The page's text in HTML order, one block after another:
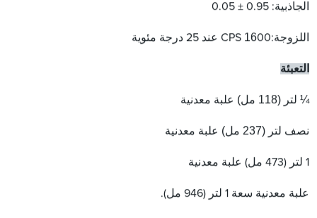
الجاذبية: 0.95 ± 0.05
اللزوجة: 1600 CPS عند 25 درجة مئوية
التعبئة
¼ لتر (118 مل) علبة معدنية
نصف لتر (237 مل) علبة معدنية
1 لتر (473 مل) علبة معدنية
علبة معدنية سعة 1 لتر (946 مل).